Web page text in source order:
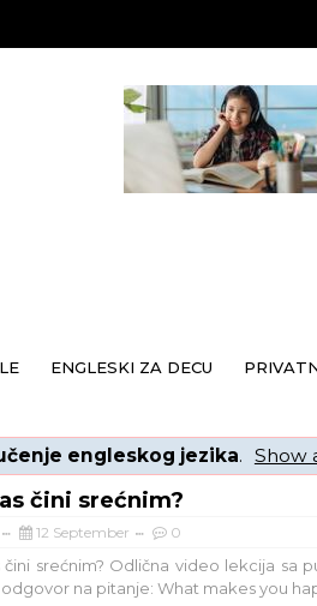
ENGLESKI ZA DECU
engleskog jezika. Show
čini srećnim?
12 September 0
čini srećnim? Odlična video lekcija sa
odgovor na pitanje: What makes you